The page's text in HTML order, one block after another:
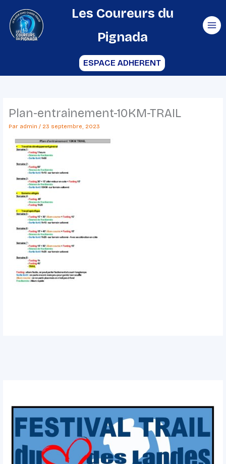
contenu
Les Coureurs du
Pignada
ESPACE ADHERENT
Plan-entrainement-10KM-TRAIL
Par admin / 23 septembre, 2023